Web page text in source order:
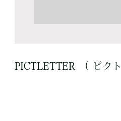
PICTLETTER （ ピク